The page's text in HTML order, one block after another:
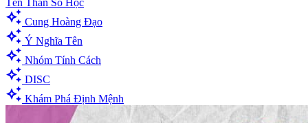
Tên Thần Số Học
auto_awesome Cung Hoàng Đạo
auto_awesome Ý Nghĩa Tên
auto_awesome Nhóm Tính Cách
auto_awesome DISC
auto_awesome Khám Phá Định Mệnh